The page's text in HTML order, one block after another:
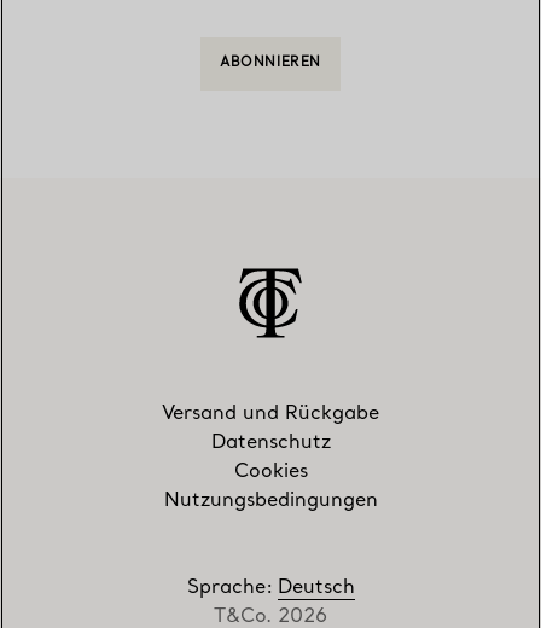
ABONNIEREN
Versand und Rückgabe
Datenschutz
Cookies
Nutzungsbedingungen
Sprache: Deutsch
T&Co. 2026